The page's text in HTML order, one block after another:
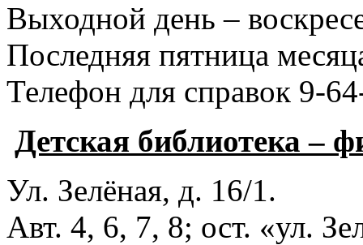
Выходной день –
Последняя пятница
Телефон для справок 9-
Детская библиотека –
Ул. Зелёная, д. 16/1.
Авт. 4, 6, 7, 8; ост. «ул.